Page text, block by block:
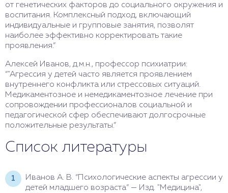
от генетических факторов до социального окружения и
воспитания. Комплексный подход, включающий
индивидуальные и групповые занятия, позволят
наиболее эффективно корректировать такие
проявления.”
Алексей Иванов, д.м.н., профессор психиатрии:
“"Агрессия у детей часто является проявлением
внутреннего конфликта или стрессовых ситуаций.
Медикаментозное и немедикаментозное лечение при
сопровождении профессионалов социальной и
педагогической сфер обеспечивают долгосрочные
положительные результаты.”
Список литературы
Иванов А. В. “Психологические аспекты агрессии у
детей младшего возраста” — Изд. "Медицина",